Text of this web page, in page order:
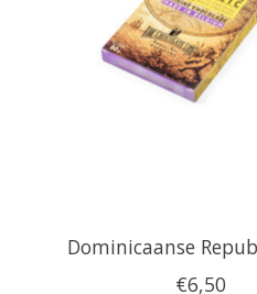
Dominicaanse
€6,50